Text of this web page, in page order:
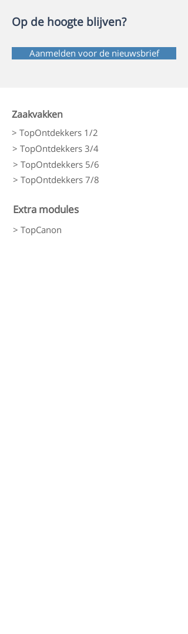
Op de hoogte blijven?
Aanmelden voor de nieuwsbrief
Zaakvakken
> TopOntdekkers 1/2
> TopOntdekkers 3/4
> TopOntdekkers 5/6
> TopOntdekkers 7/8
Extra modules
> TopCanon